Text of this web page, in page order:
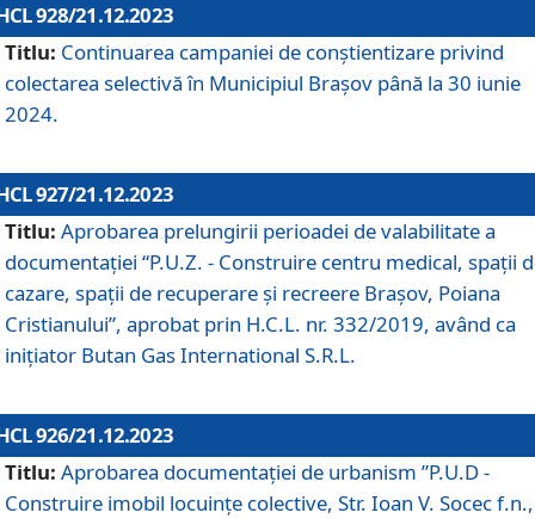
928/21.12.2023
Titlu: Continuarea campaniei de conștientizare privind
colectarea selectivă în Municipiul Braşov până la 30 iunie
2024.
927/21.12.2023
Titlu: Aprobarea prelungirii perioadei de valabilitate a
documentaţiei “P.U.Z. - Construire centru medical, spații
cazare, spații de recuperare și recreere Brașov, Poiana
Cristianului”, aprobat prin H.C.L. nr. 332/2019, având ca
inițiator Butan Gas International S.R.L.
926/21.12.2023
Titlu: Aprobarea documentaţiei de urbanism ”P.U.D -
Construire imobil locuințe colective, Str. Ioan V. Socec f.n.,